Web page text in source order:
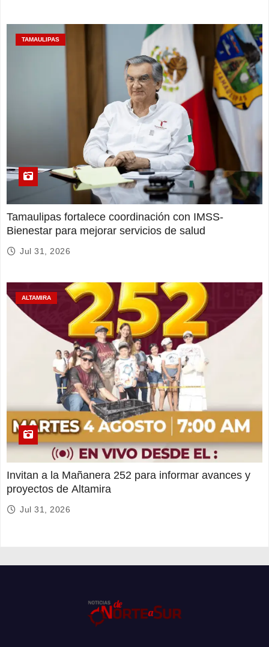
TAMAULIPAS
Tamaulipas fortalece coordinación con IMSS-
Bienestar para mejorar servicios de salud
Jul 31, 2026
ALTAMIRA
Invitan a la Mañanera 252 para informar avances y
proyectos de Altamira
Jul 31, 2026